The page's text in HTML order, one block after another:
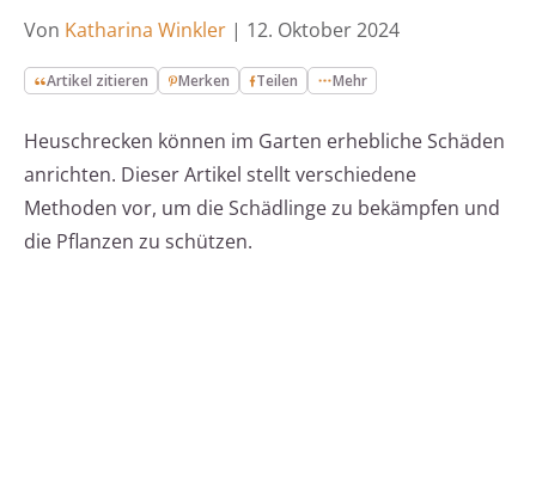
Von Katharina Winkler | 12. Oktober 2024
Artikel zitieren Merken Teilen Mehr
Heuschrecken können im Garten erhebliche Schäden
anrichten. Dieser Artikel stellt verschiedene
Methoden vor, um die Schädlinge zu bekämpfen und
die Pflanzen zu schützen.